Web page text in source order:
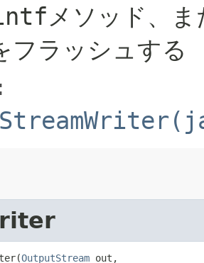
メソッド、ま
フラッシュする
OutputStream out,